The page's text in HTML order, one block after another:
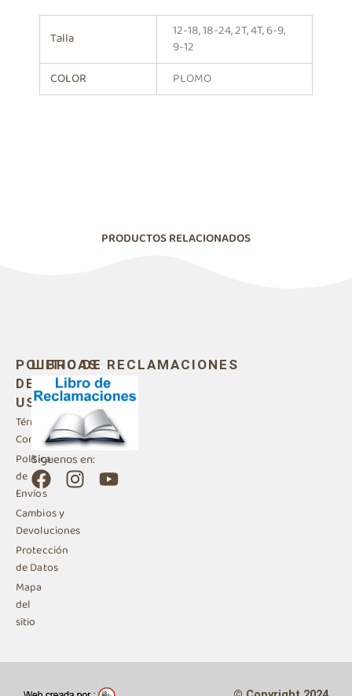
Talla
12-18, 18-24, 2T, 4T, 6-9,
9-12
COLOR
PLOMO
PRODUCTOS RELACIONADOS
POLITICAS
DE
USO
Términos y
Condiciones
Política
de
Envíos
Cambios y
Devoluciones
Protección
de Datos
Mapa
del
sitio
LIBRO DE RECLAMACIONES
Siguenos en:
F
a
c
e
b
o
o
I
n
t
Y